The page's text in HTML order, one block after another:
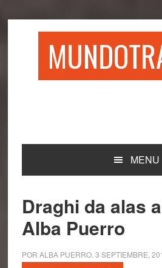
MENU
Draghi da alas
Alba Puerro
POR ALBA PUERRO. 3 SEPTIEMBRE,